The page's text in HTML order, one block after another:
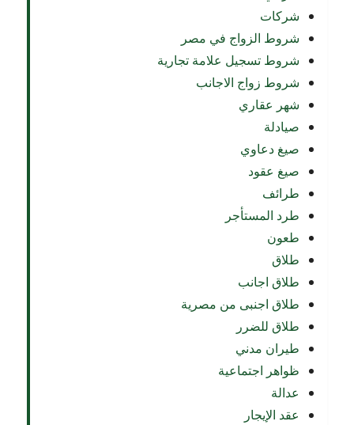
شركات
شروط الزواج في مصر
شروط تسجيل علامة تجارية
شروط زواج الاجانب
شهر عقاري
صيادلة
صيغ دعاوي
صيغ عقود
طرائف
طرد المستأجر
طعون
طلاق
طلاق اجانب
طلاق اجنبى من مصرية
طلاق للضرر
طيران مدني
ظواهر اجتماعية
عدالة
عقد الإيجار